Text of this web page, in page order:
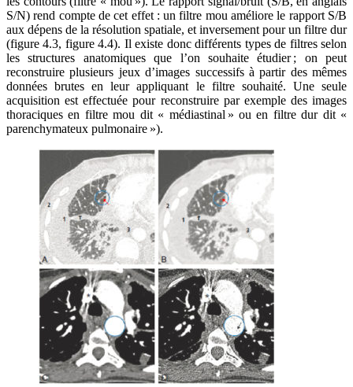
S/N) rend compte de cet effet : un filtre mou améliore le rapport S/B
aux dépens de la résolution spatiale, et inversement pour un filtre dur
(figure 4.3, figure 4.4). Il existe donc différents types de filtres selon
les structures anatomiques que l’on souhaite étudier ; on peut
reconstruire plusieurs jeux d’images successifs à partir des mêmes
données brutes en leur appliquant le filtre souhaité. Une seule
acquisition est effectuée pour reconstruire par exemple des images
thoraciques en filtre mou dit « médiastinal » ou en filtre dur dit «
parenchymateux pulmonaire »).